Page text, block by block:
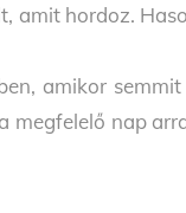
amit hordoz.
amikor
nap